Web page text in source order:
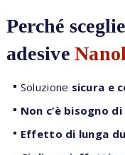
Perché
adesive
Soluzione sicura e
Non c’è bisogno
Effetto di lunga